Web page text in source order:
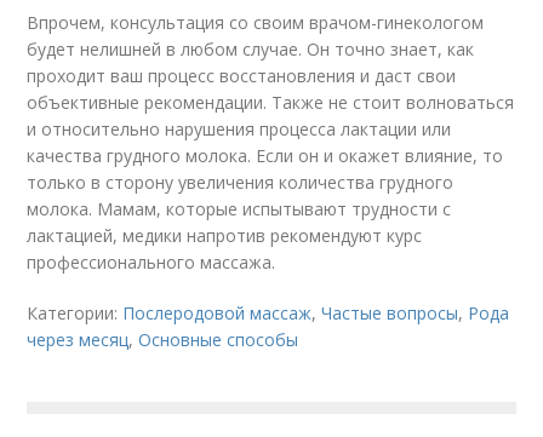
Впрочем, консультация со своим врачом-гинекологом
будет нелишней в любом случае. Он точно знает, как
проходит ваш процесс восстановления и даст свои
объективные рекомендации. Также не стоит волноваться
и относительно нарушения процесса лактации или
качества грудного молока. Если он и окажет влияние, то
только в сторону увеличения количества грудного
молока. Мамам, которые испытывают трудности с
лактацией, медики напротив рекомендуют курс
профессионального массажа.
Категории: Послеродовой массаж,Частые вопросы, Рода
через месяц,Основные способы